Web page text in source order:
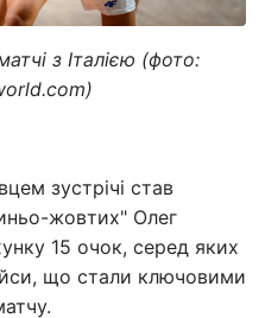
з Італією (фото:
зустрічі став
жовтих" Олег
15 очок, серед яких
що стали ключовими